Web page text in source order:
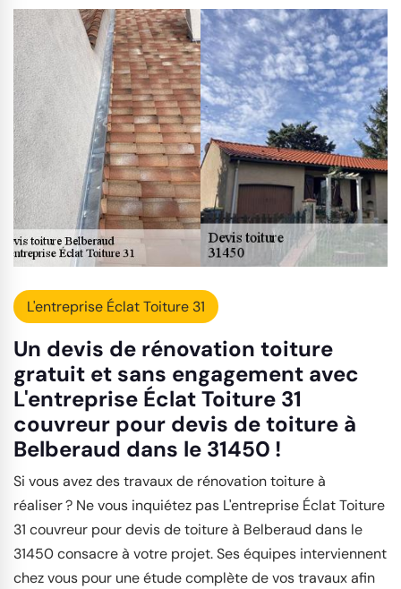
L'entreprise Éclat Toiture 31
Un devis de rénovation toiture
gratuit et sans engagement avec
L'entreprise Éclat Toiture 31
couvreur pour devis de toiture à
Belberaud dans le 31450 !
Si vous avez des travaux de rénovation toiture à
réaliser ? Ne vous inquiétez pas L'entreprise Éclat Toiture
31 couvreur pour devis de toiture à Belberaud dans le
31450 consacre à votre projet. Ses équipes interviennent
chez vous pour une étude complète de vos travaux afin